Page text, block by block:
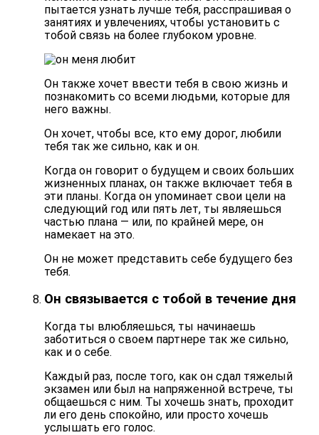
пытается узнать лучше тебя, расспрашивая о
занятиях и увлечениях, чтобы установить с
тобой связь на более глубоком уровне.
Он также хочет ввести тебя в свою жизнь и
познакомить со всеми людьми, которые для
него важны.
Он хочет, чтобы все, кто ему дорог, любили
тебя так же сильно, как и он.
Когда он говорит о будущем и своих больших
жизненных планах, он также включает тебя в
эти планы. Когда он упоминает свои цели на
следующий год или пять лет, ты являешься
частью плана — или, по крайней мере, он
намекает на это.
Он не может представить себе будущего без
тебя.
Он связывается с тобой в течение дня
Когда ты влюбляешься, ты начинаешь
заботиться о своем партнере так же сильно,
как и о себе.
Каждый раз, после того, как он сдал тяжелый
экзамен или был на напряженной встрече, ты
общаешься с ним. Ты хочешь знать, проходит
ли его день спокойно, или просто хочешь
услышать его голос.